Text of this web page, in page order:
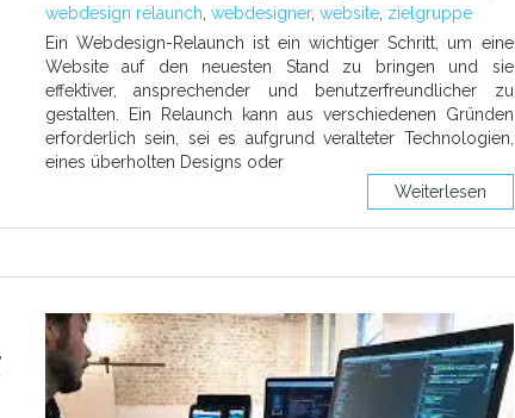
webdesign relaunch webdesigner, website, zielgruppe
Ein Webdesign-Relaunch ist ein wichtiger Schritt, um eine
Website auf den neuesten Stand zu bringen und sie
effektiver, ansprechender und benutzerfreundlicher zu
gestalten. Ein Relaunch kann aus verschiedenen Gründen
erforderlich sein, sei es aufgrund veralteter Technologien,
eines überholten Designs oder
Weiterlesen